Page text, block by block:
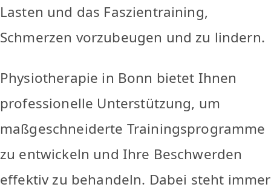
Lasten und das Faszientraining,
Schmerzen vorzubeugen und zu lindern.
Physiotherapie in Bonn bietet Ihnen
professionelle Unterstützung, um
maßgeschneiderte Trainingsprogramme
zu entwickeln und Ihre Beschwerden
effektiv zu behandeln. Dabei steht immer